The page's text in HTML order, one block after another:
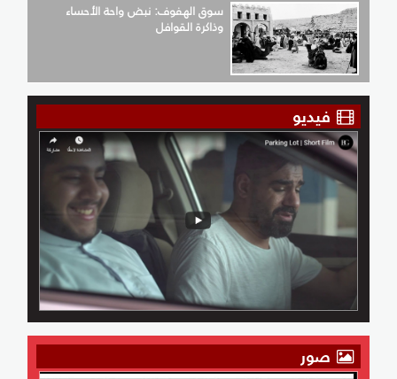
سوق الهفوف: نبض واحة الأحساء
وذاكرة القوافل
فيديو
صور